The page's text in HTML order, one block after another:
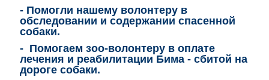
- Помогли нашему волонтеру в
обследовании и содержании спасенной
собаки.
- Помогаем зоо-волонтеру в оплате
лечения и реабилитации Бима - сбитой на
дороге собаки.